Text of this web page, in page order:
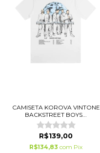
CAMISETA KOROVA VINTONE
BACKSTREET BOYS...
R$139,00
R$134,83 com Pix